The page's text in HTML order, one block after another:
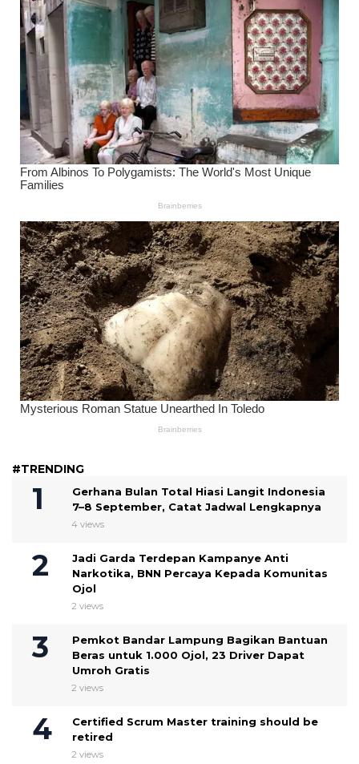
#TRENDING
Gerhana Bulan Total Hiasi Langit Indonesia
7–8 September, Catat Jadwal Lengkapnya
4 views
Jadi Garda Terdepan Kampanye Anti
Narkotika, BNN Percaya Kepada Komunitas
Ojol
2 views
Pemkot Bandar Lampung Bagikan Bantuan
Beras untuk 1.000 Ojol, 23 Driver Dapat
Umroh Gratis
2 views
Certified Scrum Master training should be
retired
2 views